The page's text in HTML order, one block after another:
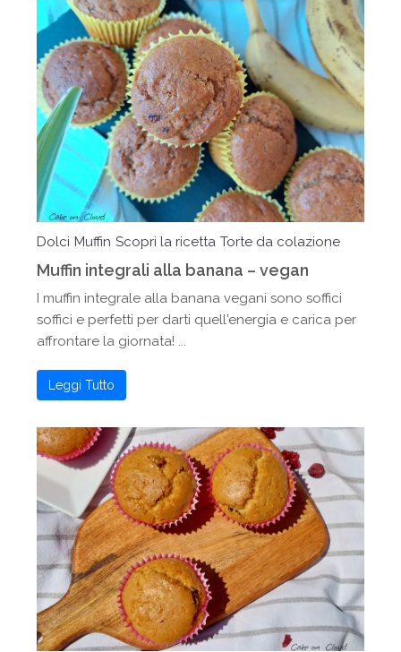
Dolci Muffin Scopri la ricetta Torte da colazione
Muffin integrali alla banana – vegan
I muffin integrale alla banana vegani sono soffici
soffici e perfetti per darti quell'energia e carica per
affrontare la giornata! ...
Leggi Tutto